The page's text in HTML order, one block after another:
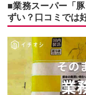
■業務スーパー「
ずい？口コミでは